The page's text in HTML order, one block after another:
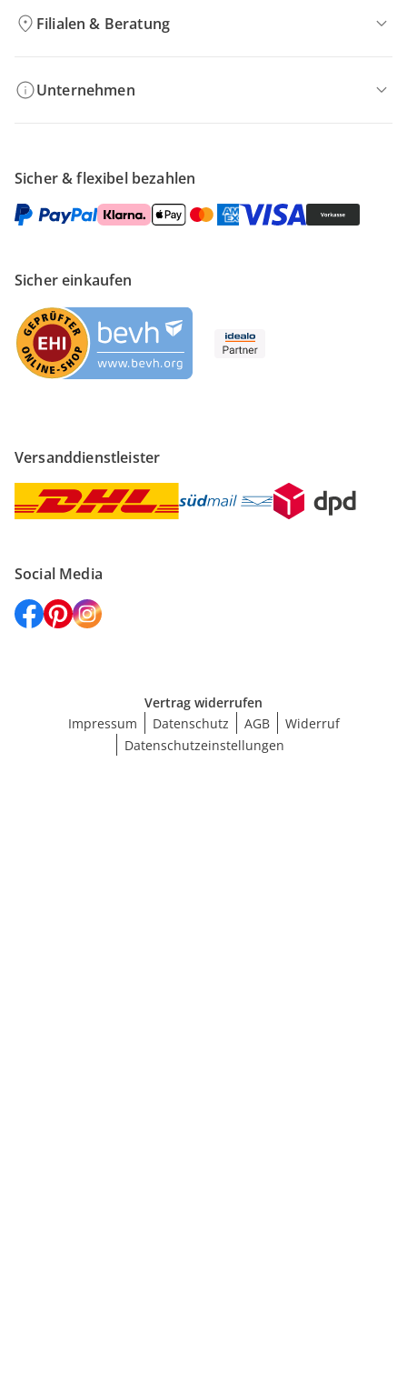
Filialen & Beratung
Unternehmen
Sicher & flexibel bezahlen
Sicher einkaufen
Versanddienstleister
Social Media
Vertrag widerrufen
Impressum
Datenschutz AGB
Widerruf
Datenschutzeinstellungen